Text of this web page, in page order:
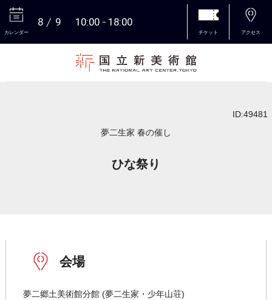
カレンダー
8 9 10:00 18:00
チケット アクセス
ID:49481
夢二生家 春の催し
ひな祭り
会場
夢二郷土美術館分館 (夢二生家・少年山荘)